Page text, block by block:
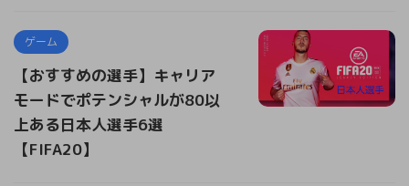
ゲーム
【おすすめの選手】キャリア
モードでポテンシャルが80以
上ある日本人選手6選
【FIFA20】